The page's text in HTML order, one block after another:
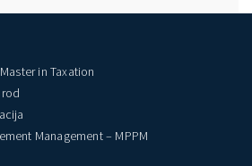
in Taxation
Management – MPPM